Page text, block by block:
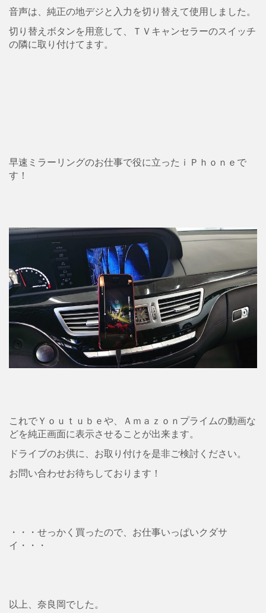
音声は、純正の地デジと入力を切り替えて使用しました。
切り替えボタンを用意して、ＴＶキャンセラーのスイッチ
の隣に取り付けてます。
早速ミラーリングのお仕事で役に立ったｉＰｈｏｎｅで
す！
これでＹｏｕｔｕｂｅや、Ａｍａｚｏｎプライムの動画な
どを純正画面に表示させることが出来ます。
ドライブのお供に、お取り付けを是非ご検討ください。
お問い合わせお待ちしております！
・・・せっかく買ったので、お仕事いっぱいクダサ
イ・・・
以上、奈良岡でした。